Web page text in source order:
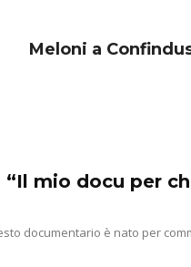
Meloni a
“Il mio docu per
documentario è nato per